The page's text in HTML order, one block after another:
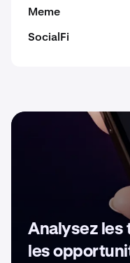
Meme
SocialFi
Analysez les
les